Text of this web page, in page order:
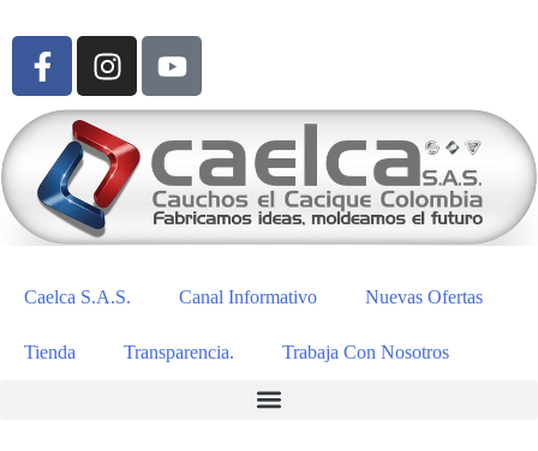
Caelca S.A.S. Canal Informativo Nuevas Ofertas
Tienda Transparencia. Trabaja Con Nosotros